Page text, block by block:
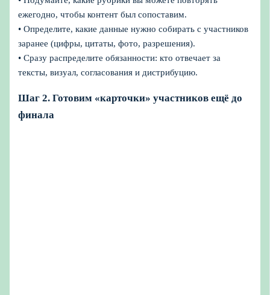
ежегодно, чтобы контент был сопоставим.
• Определите, какие данные нужно собирать с участников
заранее (цифры, цитаты, фото, разрешения).
• Сразу распределите обязанности: кто отвечает за
тексты, визуал, согласования и дистрибуцию.
Шаг 2. Готовим «карточки» участников ещё до
финала